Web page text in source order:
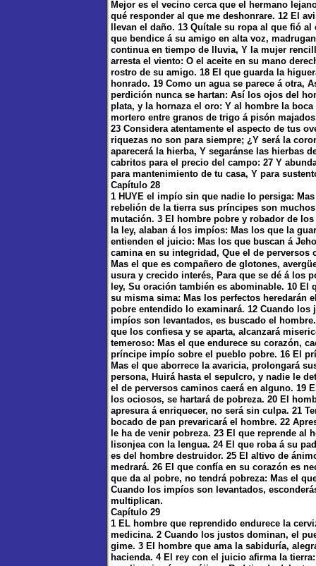
Mejor es el vecino cerca que el hermano
qué responder al que me deshonrare. 12 El
llevan el daño. 13 Quítale su ropa al que fió
que bendice á su amigo en alta voz,
continua en tiempo de lluvia, Y la mujer
arresta el viento: O el aceite en su mano
rostro de su amigo. 18 El que guarda la
honrado. 19 Como un agua se parece á otra,
perdición nunca se hartan: Así los ojos del
plata, y la hornaza el oro: Y al hombre la
mortero entre granos de trigo á pisón
23 Considera atentamente el aspecto de tus
riquezas no son para siempre; ¿Y será la
aparecerá la hierba, Y segaránse las hierbas
cabritos para el precio del campo: 27 Y
para mantenimiento de tu casa, Y para
Capítulo 28
1 HUYE el impío sin que nadie lo persiga:
rebelión de la tierra sus príncipes son
mutación. 3 El hombre pobre y robador de
la ley, alaban á los impíos: Mas los que la
entienden el juicio: Mas los que buscan á
camina en su integridad, Que el de
Mas el que es compañero de glotones,
usura y crecido interés, Para que se dé á los
ley, Su oración también es abominable. 10
su misma sima: Mas los perfectos heredarán
pobre entendido lo examinará. 12 Cuando
impíos son levantados, es buscado el
que los confiesa y se aparta, alcanzará
temeroso: Mas el que endurece su corazón,
príncipe impío sobre el pueblo pobre. 16 El
Mas el que aborrece la avaricia, prolongará
persona, Huirá hasta el sepulcro, y nadie le
el de perversos caminos caerá en alguno. 19
los ociosos, se hartará de pobreza. 20 El
apresura á enriquecer, no será sin culpa. 21
bocado de pan prevaricará el hombre. 22
le ha de venir pobreza. 23 El que reprende al
lisonjea con la lengua. 24 El que roba á su
es del hombre destruidor. 25 El altivo de
medrará. 26 El que confía en su corazón es
que da al pobre, no tendrá pobreza: Mas el
Cuando los impíos son levantados,
multiplican.
Capítulo 29
1 EL hombre que reprendido endurece la
medicina. 2 Cuando los justos dominan, el
gime. 3 El hombre que ama la sabiduría,
hacienda. 4 El rey con el juicio afirma la